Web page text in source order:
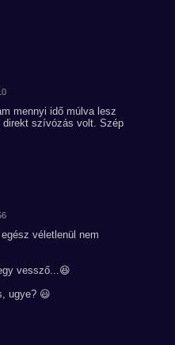
mennyi idő múlva lesz
direkt szívózás volt. Szép
véletlenül nem
vessző...😆
ugye? 😃